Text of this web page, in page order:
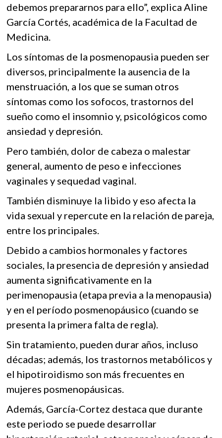
debemos prepararnos para ello”, explica Aline
García Cortés, académica de la Facultad de
Medicina.
Los síntomas de la posmenopausia pueden ser
diversos, principalmente la ausencia de la
menstruación, a los que se suman otros
síntomas como los sofocos, trastornos del
sueño como el insomnio y, psicológicos como
ansiedad y depresión.
Pero también, dolor de cabeza o malestar
general, aumento de peso e infecciones
vaginales y sequedad vaginal.
También disminuye la libido y eso afecta la
vida sexual y repercute en la relación de pareja,
entre los principales.
Debido a cambios hormonales y factores
sociales, la presencia de depresión y ansiedad
aumenta significativamente en la
perimenopausia (etapa previa a la menopausia)
y en el período posmenopáusico (cuando se
presenta la primera falta de regla).
Sin tratamiento, pueden durar años, incluso
décadas; además, los trastornos metabólicos y
el hipotiroidismo son más frecuentes en
mujeres posmenopáusicas.
Además, García-Cortez destaca que durante
este periodo se puede desarrollar